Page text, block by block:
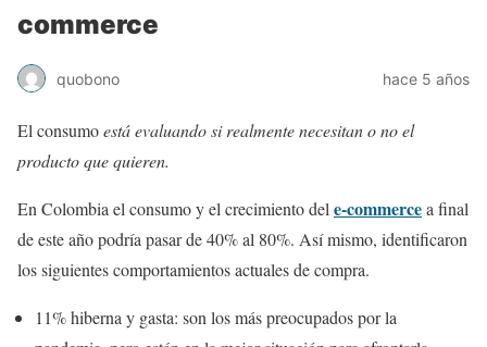
commerce
quobono hace 5 años
El consumoestá evaluando si realmente necesitan o no el
producto que quieren.
En Colombia el consumo y el crecimiento del e-commercea final
de este año podría pasar de 40% al 80%. Así mismo, identificaron
los siguientes comportamientos actuales de compra.
11% hiberna y gasta: son los más preocupados por la